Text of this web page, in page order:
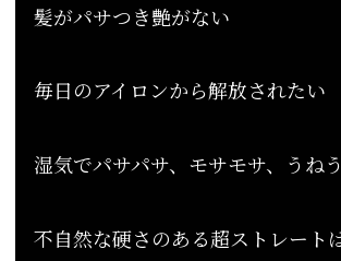
髪がパサつき艶がない
毎日のアイロンから解放されたい
湿気でパサパサ、モサモサ、うね
不自然な硬さのある超ストレート